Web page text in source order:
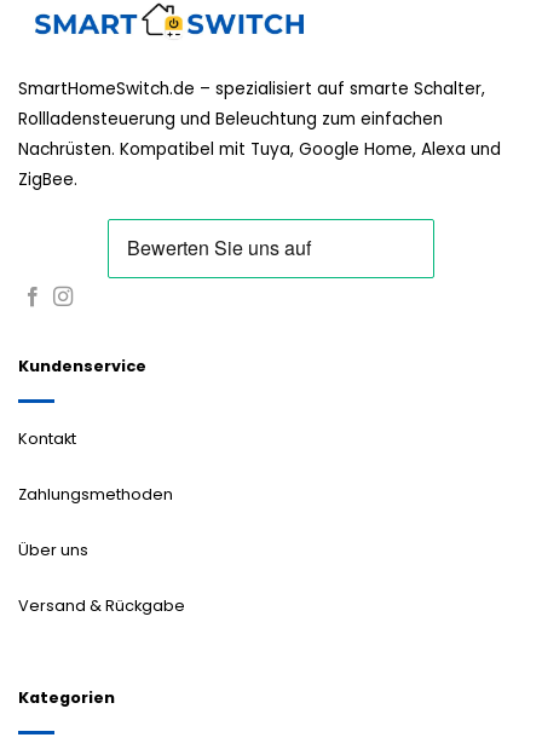
Optionen
können
der
Produktseite
gewählt
werden
SmartHomeSwitch.de – spezialisiert auf smarte Schalter,
Rollladensteuerung und Beleuchtung zum einfachen
Nachrüsten. Kompatibel mit Tuya, Google Home, Alexa und
ZigBee.
Kundenservice
Kontakt
Zahlungsmethoden
Über uns
Versand & Rückgabe
Kategorien